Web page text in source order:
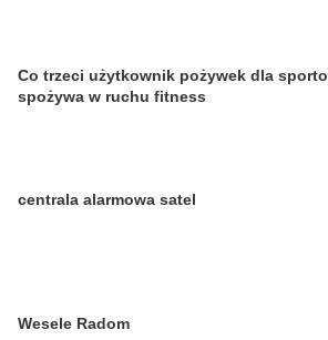
Co trzeci użytkownik pożywek dla
spożywa w ruchu fitness
centrala alarmowa satel
Wesele Radom